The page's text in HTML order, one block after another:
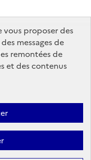
vous proposer des
messages de
remontées de
et des contenus
de connexion